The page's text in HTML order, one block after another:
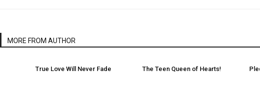
MORE FROM AUTHOR
True Love Will Never Fade The Teen Queen of Hearts!